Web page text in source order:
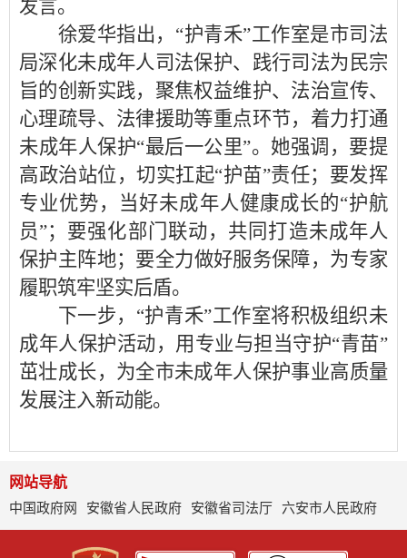
发言。
徐爱华指出，“护青禾”工作室是市司法
局深化未成年人司法保护、践行司法为民宗
旨的创新实践，聚焦权益维护、法治宣传、
心理疏导、法律援助等重点环节，着力打通
未成年人保护“最后一公里”。她强调，要提
高政治站位，切实扛起“护苗”责任；要发挥
专业优势，当好未成年人健康成长的“护航
员”；要强化部门联动，共同打造未成年人
保护主阵地；要全力做好服务保障，为专家
履职筑牢坚实后盾。
下一步，“护青禾”工作室将积极组织未
成年人保护活动，用专业与担当守护“青苗”
茁壮成长，为全市未成年人保护事业高质量
发展注入新动能。
网站导航
中国政府网
安徽省人民政府 安徽省司法厅 六安市人民政府